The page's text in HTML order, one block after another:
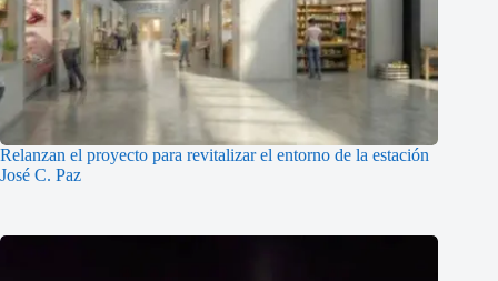
Relanzan el proyecto para revitalizar el entorno de la estación
José C. Paz